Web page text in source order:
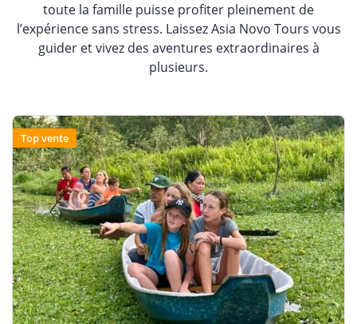
toute la famille puisse profiter pleinement de
l’expérience sans stress. Laissez Asia Novo Tours vous
guider et vivez des aventures extraordinaires à
plusieurs.
Top vente